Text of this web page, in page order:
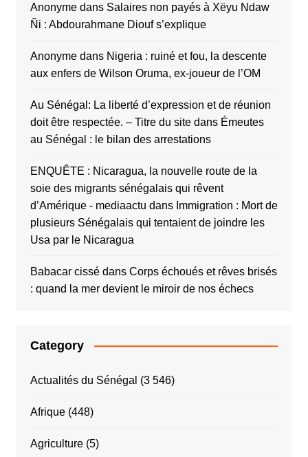
Anonymedans Salaires non payés à Xëyu Ndaw
Ñi : Abdourahmane Diouf s’explique
Anonymedans Nigeria : ruiné et fou, la descente
aux enfers de Wilson Oruma, ex-joueur de l’OM
Au Sénégal: La liberté d’expression et de réunion
doit être respectée. – Titre du sitedans Émeutes
au Sénégal : le bilan des arrestations
ENQUÊTE : Nicaragua, la nouvelle route de la
soie des migrants sénégalais qui rêvent
d’Amérique - mediaactu dans Immigration : Mort de
plusieurs Sénégalais qui tentaient de joindre les
Usa par le Nicaragua
Babacar cissédans Corps échoués et rêves brisés
: quand la mer devient le miroir de nos échecs
Category
Actualités du Sénégal (3 546)
Afrique(448)
Agriculture(5)